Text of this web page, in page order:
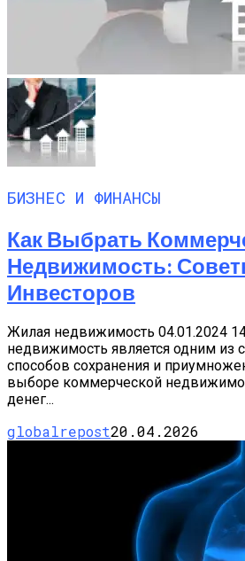
БИЗНЕС И ФИНАНСЫ
Как Выбрать
Недвижимость:
Инвесторов
Жилая недвижимость 04.01.2024
недвижимость является одним
способов сохранения и
выборе коммерческой
денег...
globalrepost20.04.2026